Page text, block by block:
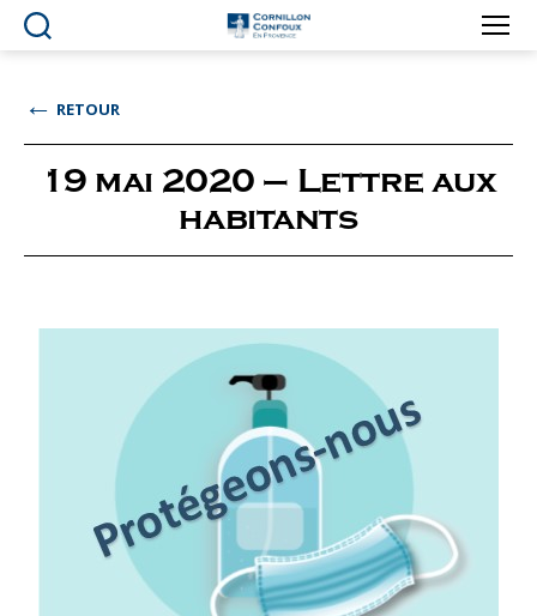
Ville
en
Provence
← RETOUR
19 mai 2020 – Lettre aux
habitants